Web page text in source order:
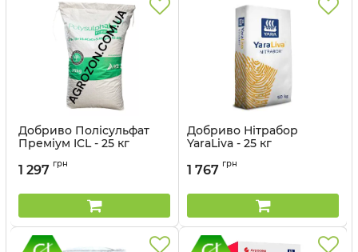
Добриво Полісульфат
Преміум ICL - 25 кг
1 297 грн
Добриво Нітрабор
YaraLiva - 25 кг
1 767 грн